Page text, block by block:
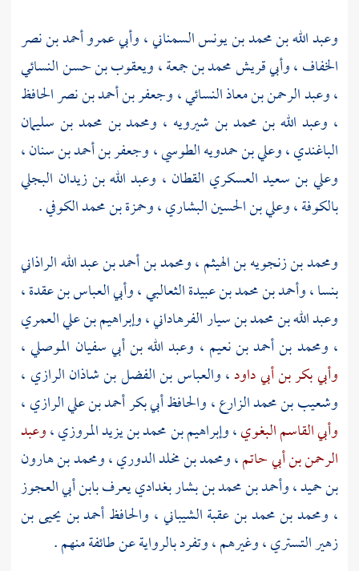
وعبد الله بن محمد بن يونس السمناني،وأبي عمرو أحمد بن نصر
الخفاف،وأبي قريش محمد بن جمعة،ويعقوب بن حسن النسائي
،وعبد الرحمن بن معاذ النسائي،وجعفر بن أحمد بن نصر الحافظ
، وعبد الله بن محمد بن شيرويه ، ومحمد بن محمد بن سليمان
الباغندي،وعلي بن حمدويه الطوسي،وجعفر بن أحمد بن سنان،
وعلي بن سعيد العسكري القطان ، وعبد الله بن زيدان البجلي
بالكوفة،وعلي بن الحسين البشاري،وحمزة بن محمد الكوفي.
ومحمد بن زنجويه بن الهيثم،ومحمد بن أحمد بن عبد الله الراذاني
بنسا،وأحمد بن محمد بن عبيدة الثعالبي،وأبي العباس بن عقدة،
وعبد الله بن محمد بن سيار الفرهاداني،وإبراهيم بن علي العمري
، ومحمد بن أحمد بن نعيم ، وعبد الله بن أبي سفيان الموصلي،
وأبي بكر بن أبي داود،والعباس بن الفضل بن شاذان الرازي ،
وشعيب بن محمد الزارع،والحافظ أبي بكر أحمد بن علي الرازي،
وأبي القاسم البغوي،وإبراهيم بن محمد بن يزيد المروزي،وعبد
الرحمن بن أبي حاتم،ومحمد بن مخلد الدوري،ومحمد بن هارون
بن حميد،وأحمد بن محمد بن بشاربغدادي يعرفبابن أبي العجوز
، ومحمد بن محمد بن عقبة الشيباني، والحافظ أحمد بن يحيى بن
زهير التستري، وغيرهم ، وتفرد بالرواية عن طائفة منهم .